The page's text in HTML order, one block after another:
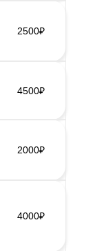
2500₽
4500₽
2000₽
4000₽